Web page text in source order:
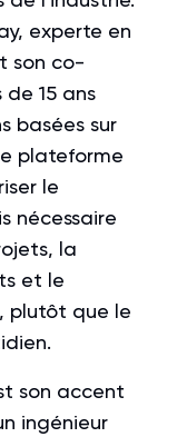
experte en
son co-
15 ans
basées sur
plateforme
le
nécessaire
la
et le
plutôt que le
son accent
ingénieur